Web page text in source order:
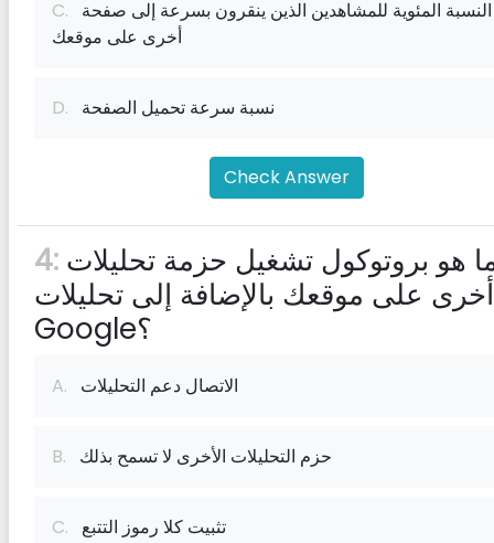
C.
أخرى على موقعك
D. نسبة سرعة تحميل الصفحة
Check Answer
4:
أخرى على موقعك بالإضافة إلى تحليلات
Google؟
A. الاتصال دعم التحليلات
B. حزم التحليلات الأخرى لا تسمح بذلك
C. تثبيت كلا رموز التتبع